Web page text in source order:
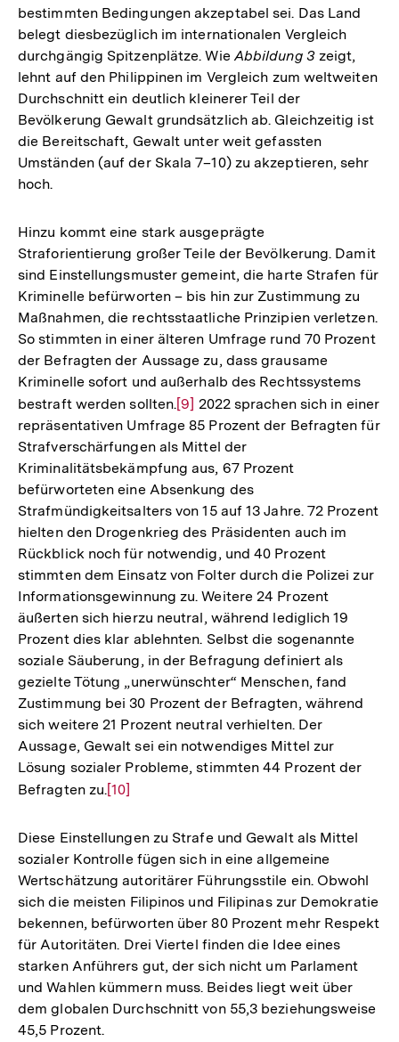
bestimmten Bedingungen akzeptabel sei. Das Land
belegt diesbezüglich im internationalen Vergleich
durchgängig Spitzenplätze. WieAbbildung 3zeigt,
lehnt auf den Philippinen im Vergleich zum weltweiten
Durchschnitt ein deutlich kleinerer Teil der
Bevölkerung Gewalt grundsätzlich ab. Gleichzeitig ist
die Bereitschaft, Gewalt unter weit gefassten
Umständen (auf der Skala 7–10) zu akzeptieren, sehr
hoch.
Hinzu kommt eine stark ausgeprägte
Straforientierung großer Teile der Bevölkerung. Damit
sind Einstellungsmuster gemeint, die harte Strafen für
Kriminelle befürworten – bis hin zur Zustimmung zu
Maßnahmen, die rechtsstaatliche Prinzipien verletzen.
So stimmten in einer älteren Umfrage rund 70 Prozent
der Befragten der Aussage zu, dass grausame
Kriminelle sofort und außerhalb des Rechtssystems
bestraft werden sollten.Zur
Auflösung
der
Fußnote
[9] 2022 sprachen sich in einer
repräsentativen Umfrage 85 Prozent der Befragten für
Strafverschärfungen als Mittel der
Kriminalitätsbekämpfung aus, 67 Prozent
befürworteten eine Absenkung des
Strafmündigkeitsalters von 15 auf 13 Jahre. 72 Prozent
hielten den Drogenkrieg des Präsidenten auch im
Rückblick noch für notwendig, und 40 Prozent
stimmten dem Einsatz von Folter durch die Polizei zur
Informationsgewinnung zu. Weitere 24 Prozent
äußerten sich hierzu neutral, während lediglich 19
Prozent dies klar ablehnten. Selbst die sogenannte
soziale Säuberung, in der Befragung definiert als
gezielte Tötung „unerwünschter“ Menschen, fand
Zustimmung bei 30 Prozent der Befragten, während
sich weitere 21 Prozent neutral verhielten. Der
Aussage, Gewalt sei ein notwendiges Mittel zur
Lösung sozialer Probleme, stimmten 44 Prozent der
Befragten zu.Zur
der
Fußnote
[10]
Diese Einstellungen zu Strafe und Gewalt als Mittel
sozialer Kontrolle fügen sich in eine allgemeine
Wertschätzung autoritärer Führungsstile ein. Obwohl
sich die meisten Filipinos und Filipinas zur Demokratie
bekennen, befürworten über 80 Prozent mehr Respekt
für Autoritäten. Drei Viertel finden die Idee eines
starken Anführers gut, der sich nicht um Parlament
und Wahlen kümmern muss. Beides liegt weit über
dem globalen Durchschnitt von 55,3 beziehungsweise
45,5 Prozent.